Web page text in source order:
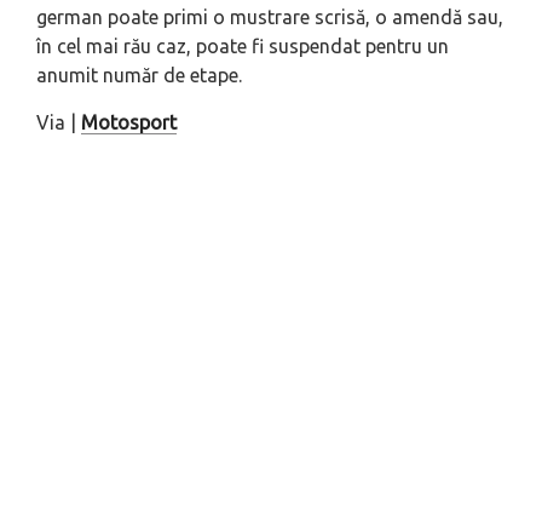
german poate primi o mustrare scrisă, o amendă sau,
în cel mai rău caz, poate fi suspendat pentru un
anumit număr de etape.
Via | Motosport